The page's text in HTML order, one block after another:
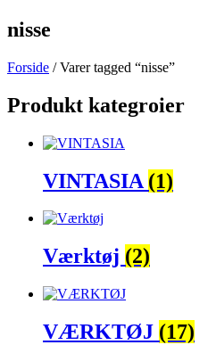
nisse
Forside / Varer tagged “nisse”
Produkt kategroier
VINTASIA (1)
Værktøj (2)
VÆRKTØJ (17)